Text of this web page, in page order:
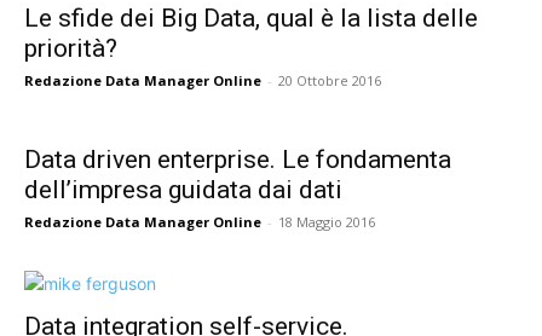
Le sfide dei Big Data, qual è la lista delle
priorità?
Redazione Data Manager Online - 20 Ottobre 2016
Data driven enterprise. Le fondamenta
dell’impresa guidata dai dati
Redazione Data Manager Online - 18 Maggio 2016
Data integration self-service.